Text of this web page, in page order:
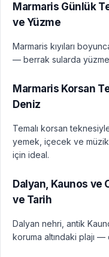
Marmaris Günlük
ve Yüzme
Marmaris kıyıları
— berrak sularda
Marmaris Korsan
Deniz
Temalı korsan
yemek, içecek ve
için ideal.
Dalyan, Kaunos ve
ve Tarih
Dalyan nehri, antik
koruma altındaki plajı